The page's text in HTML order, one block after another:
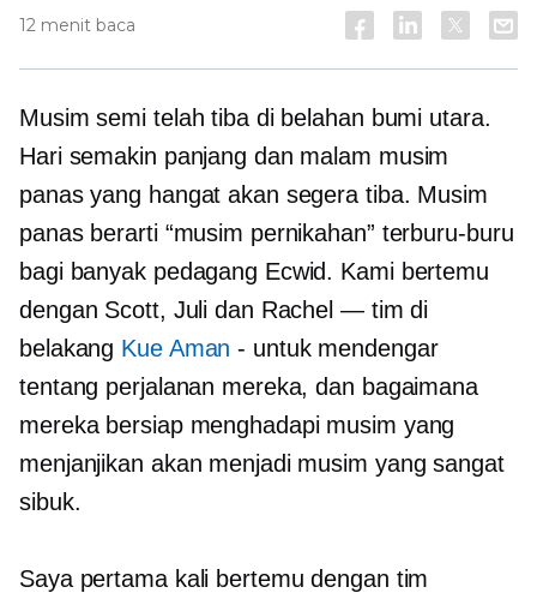
12 menit baca
Musim semi telah tiba di belahan bumi utara.
Hari semakin panjang dan malam musim
panas yang hangat akan segera tiba. Musim
panas berarti “musim pernikahan” terburu-buru
bagi banyak pedagang Ecwid. Kami bertemu
dengan Scott, Juli dan Rachel — tim di
belakang Kue Aman - untuk mendengar
tentang perjalanan mereka, dan bagaimana
mereka bersiap menghadapi musim yang
menjanjikan akan menjadi musim yang sangat
sibuk.
Saya pertama kali bertemu dengan tim